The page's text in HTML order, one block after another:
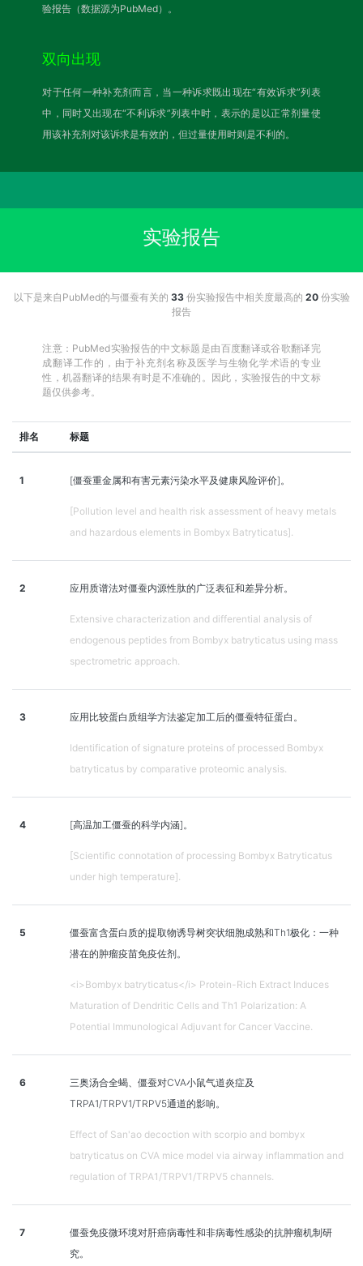
验报告（数据源为PubMed）。
双向出现
对于任何一种补充剂而言，当一种诉求既出现在“有效诉求”列表
中，同时又出现在“不利诉求”列表中时，表示的是以正常剂量使
用该补充剂对该诉求是有效的，但过量使用时则是不利的。
实验报告
以下是来自PubMed的与僵蚕有关的 33份实验报告中相关度最高的 20份实验
报告
注意：PubMed实验报告的中文标题是由百度翻译或谷歌翻译完
成翻译工作的，由于补充剂名称及医学与生物化学术语的专业
性，机器翻译的结果有时是不准确的。因此，实验报告的中文标
题仅供参考。
排名 标题
1 [僵蚕重金属和有害元素污染水平及健康风险评价]。
[Pollution level and health risk assessment of heavy metals
and hazardous elements in Bombyx Batryticatus].
2 应用质谱法对僵蚕内源性肽的广泛表征和差异分析。
Extensive characterization and differential analysis of
endogenous peptides from Bombyx batryticatus using mass
spectrometric approach.
3 应用比较蛋白质组学方法鉴定加工后的僵蚕特征蛋白。
Identification of signature proteins of processed Bombyx
batryticatus by comparative proteomic analysis.
4 [高温加工僵蚕的科学内涵]。
[Scientific connotation of processing Bombyx Batryticatus
under high temperature].
5
僵蚕富含蛋白质的提取物诱导树突状细胞成熟和Th1极化：一种
潜在的肿瘤疫苗免疫佐剂。
<i>Bombyx batryticatus</i> Protein-Rich Extract Induces
Maturation of Dendritic Cells and Th1 Polarization: A
Potential Immunological Adjuvant for Cancer Vaccine.
6
三奥汤合全蝎、僵蚕对CVA小鼠气道炎症及
TRPA1/TRPV1/TRPV5通道的影响。
Effect of San'ao decoction with scorpio and bombyx
batryticatus on CVA mice model via airway inflammation and
regulation of TRPA1/TRPV1/TRPV5 channels.
7
僵蚕免疫微环境对肝癌病毒性和非病毒性感染的抗肿瘤机制研
究。